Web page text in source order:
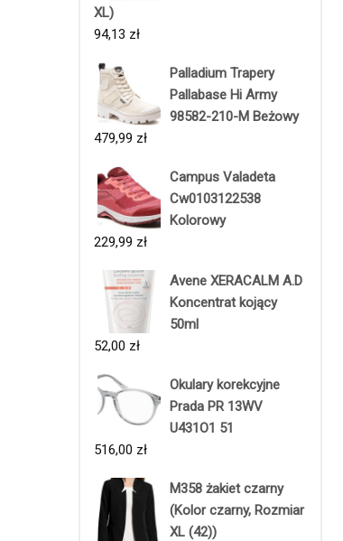
XL)
94,13 zł
Palladium Trapery
Pallabase Hi Army
98582-210-M Beżowy
479,99 zł
Campus Valadeta
Cw0103122538
Kolorowy
229,99 zł
Avene XERACALM A.D
Koncentrat kojący
50ml
52,00 zł
Okulary korekcyjne
Prada PR 13WV
U431O1 51
516,00 zł
M358 żakiet czarny
(Kolor czarny, Rozmiar
XL (42))